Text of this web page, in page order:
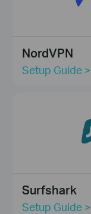
NordVPN
Setup Guide >
Surfshark
Setup Guide >